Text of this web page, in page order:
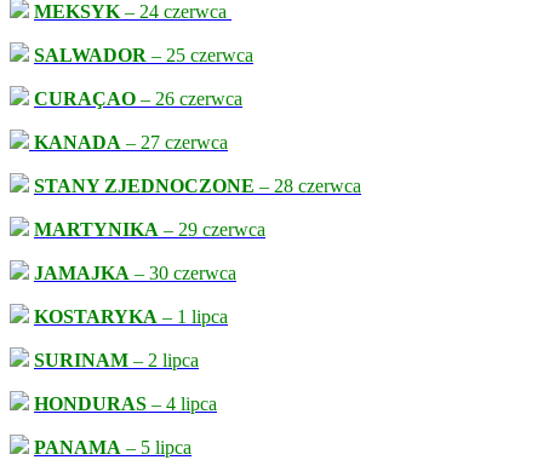
MEKSYK – 24 czerwca
SALWADOR – 25 czerwca
CURAÇAO – 26 czerwca
KANADA – 27 czerwca
STANY ZJEDNOCZONE – 28 czerwca
MARTYNIKA – 29 czerwca
JAMAJKA – 30 czerwca
KOSTARYKA – 1 lipca
SURINAM – 2 lipca
HONDURAS – 4 lipca
PANAMA – 5 lipca